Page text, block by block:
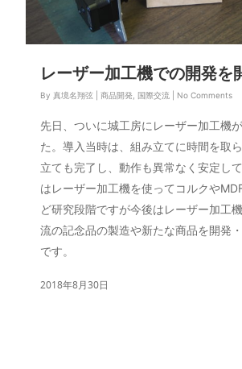
レーザー加工機での開発を
By 真境名翔弦 商品開発 国際交流 No Comments
先日、ついに城工房にレーザー加工機
た。導入当時は、組み立てに時間を取
立ても完了し、動作も異常なく安定し
はレーザー加工機を使ってコルクや
ど研究段階ですが今後はレーザー加工
流の記念品の製造や新たな商品を開発
です。
2018年8月30日